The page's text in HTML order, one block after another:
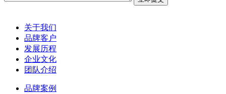
关于我们
品牌客户
发展历程
企业文化
团队介绍
品牌案例